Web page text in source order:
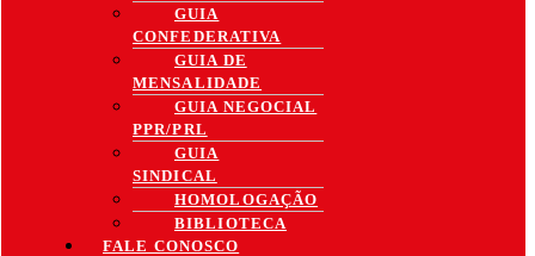
GUIA
CONFEDERATIVA
GUIA DE
MENSALIDADE
GUIA NEGOCIAL
PPR/PRL
GUIA
SINDICAL
HOMOLOGAÇÃO
BIBLIOTECA
FALE CONOSCO